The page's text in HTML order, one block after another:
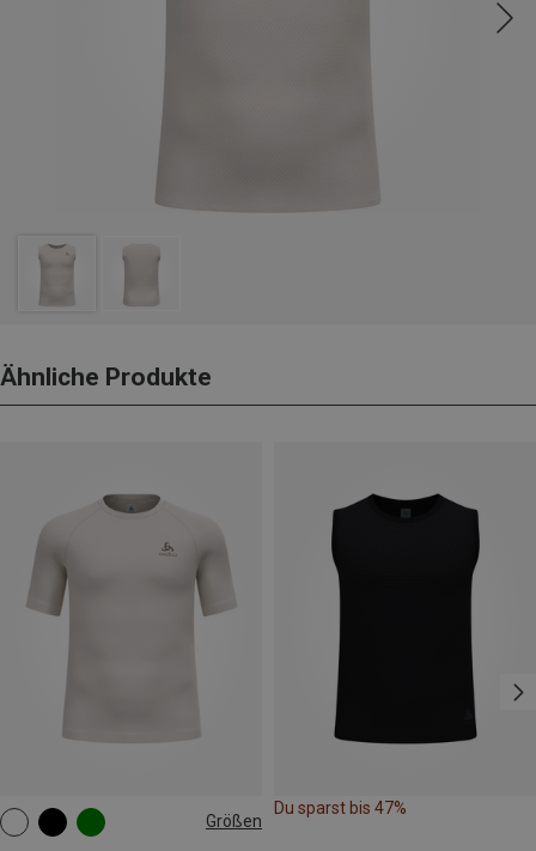
Ähnliche Produkte
Größen
S M L XXL
Du sparst bis 47%